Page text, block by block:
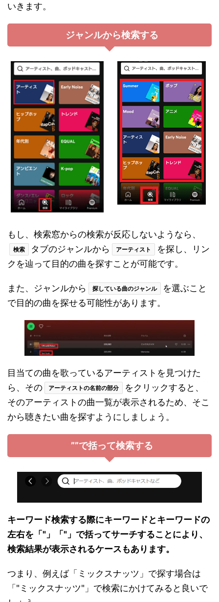
いきます。
ジャンルから検索する
もし、検索窓からの検索が反応しないようなら、
検索 タブのジャンルから アーティスト
を探し、リン
クを辿って目的の曲を探すことが可能です。
また、ジャンルから 探している曲のジャンル
を選ぶこと
で目的の曲を探せる可能性があります。
目当ての曲を歌っているアーティストを見つけた
ら、その
アーティストの名前の部分
をクリックすると、
そのアーティストの曲一覧が表示されるため、そこ
から聴きたい曲を探すようにしましょう。
””で括って検索する
キーワード検索する際にキーワードとキーワードの
左右を「"」「"」で括ってサーチすることにより、
検索結果が表示されるケースもあります。
つまり、例えば「ミックスナッツ」で探す場合は
「"ミックスナッツ"」で検索にかけてみると良いで